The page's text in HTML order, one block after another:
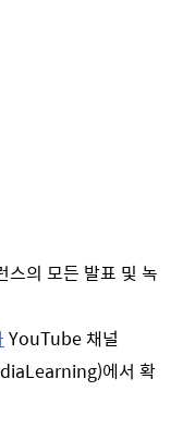
의 모든 발표 및 녹
YouTube 채널
에서 확